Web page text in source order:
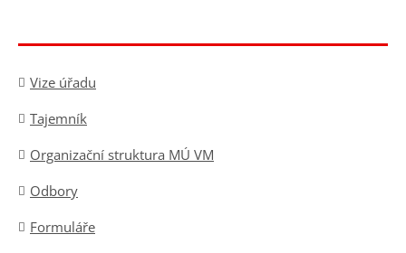
Vize úřadu
Tajemník
Organizační struktura MÚ VM
Odbory
Formuláře